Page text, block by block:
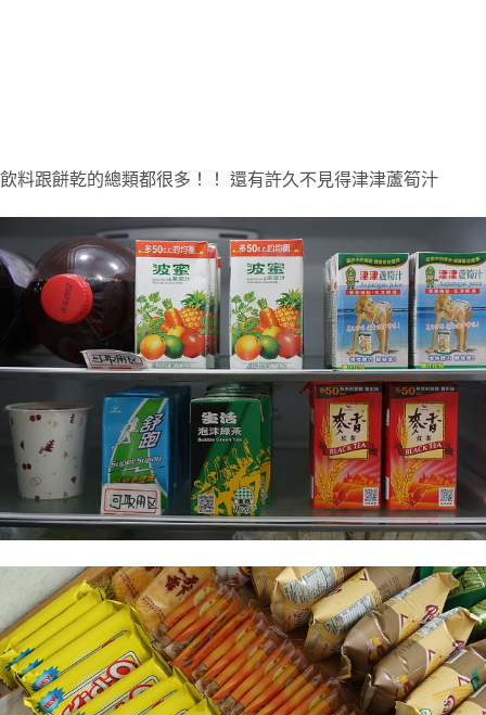
飲料跟餅乾的總類都很多！！ 還有許久不見得津津蘆筍汁